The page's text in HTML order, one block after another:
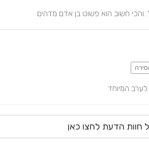
והכי חשוב הוא פשוט בן אדם מדהים
המיוחד
חוות הדעת לחצו כאן